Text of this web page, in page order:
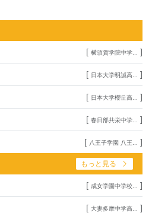
[ 横須賀学院中学... ]
[ 日本大学明誠高... ]
[ 日本大学櫻丘高... ]
[ 春日部共栄中学... ]
[ 八王子学園 八王... ]
もっと見る
[ 成女学園中学校... ]
[ 大妻多摩中学高... ]